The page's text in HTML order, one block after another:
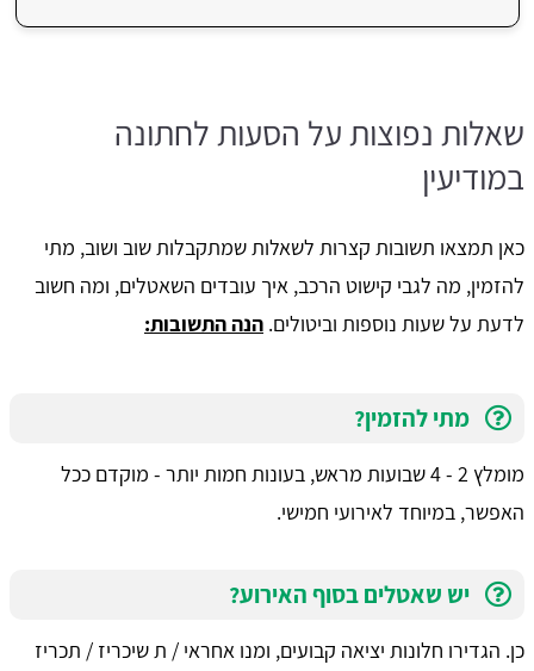
שאלות נפוצות על הסעות לחתונה
במודיעין
כאן תמצאו תשובות קצרות לשאלות שמתקבלות שוב ושוב, מתי
להזמין, מה לגבי קישוט הרכב, איך עובדים השאטלים, ומה חשוב
לדעת על שעות נוספות וביטולים. הנה התשובות:
מתי להזמין?
מומלץ 2 - 4 שבועות מראש, בעונות חמות יותר - מוקדם ככל
האפשר, במיוחד לאירועי חמישי.
יש שאטלים בסוף האירוע?
כן. הגדירו חלונות יציאה קבועים, ומנו אחראי / ת שיכריז / תכריז